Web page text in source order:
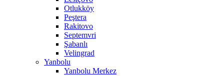
Otlukköy
Peştera
Rakitovo
Septemvri
Şabanlı
Velingrad
Yanbolu
Yanbolu Merkez